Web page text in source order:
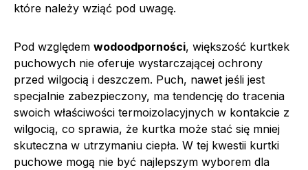
które należy wziąć pod uwagę.
Pod względem wodoodporności, większość kurtkek
puchowych nie oferuje wystarczającej ochrony
przed wilgocią i deszczem. Puch, nawet jeśli jest
specjalnie zabezpieczony, ma tendencję do tracenia
swoich właściwości termoizolacyjnych w kontakcie z
wilgocią, co sprawia, że kurtka może stać się mniej
skuteczna w utrzymaniu ciepła. W tej kwestii kurtki
puchowe mogą nie być najlepszym wyborem dla